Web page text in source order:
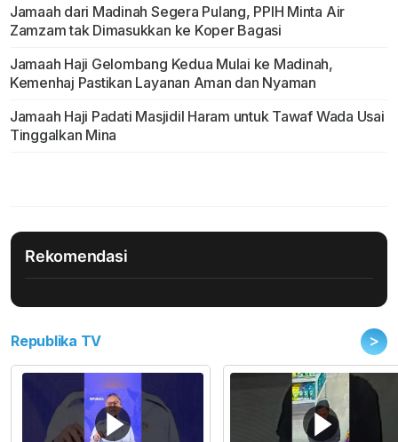
Jamaah dari Madinah Segera Pulang, PPIH Minta Air
Zamzam tak Dimasukkan ke Koper Bagasi
Jamaah Haji Gelombang Kedua Mulai ke Madinah,
Kemenhaj Pastikan Layanan Aman dan Nyaman
Jamaah Haji Padati Masjidil Haram untuk Tawaf Wada Usai
Tinggalkan Mina
Rekomendasi
Republika TV >